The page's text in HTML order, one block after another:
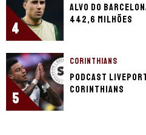
4
Alvo do
442,6 milhões
5
CORINTHIANS
Podcast
Corinthians